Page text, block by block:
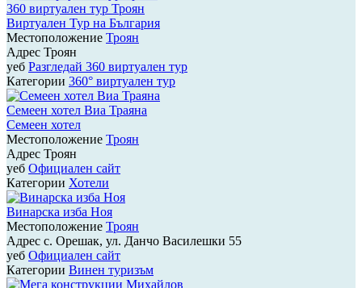
360 виртуален тур Троян
Виртуален Тур на България
Местоположение Троян
Адрес Троян
уеб Разгледай 360 виртуален тур
Категории 360° виртуален тур
Семеен хотел Виа Траяна
Семеен хотел
Местоположение Троян
Адрес Троян
уеб Официален сайт
Категории Хотели
Винарска изба Ноя
Местоположение Троян
Адрес с. Орешак, ул. Данчо Василешки 55
уеб Официален сайт
Категории Винен туризъм